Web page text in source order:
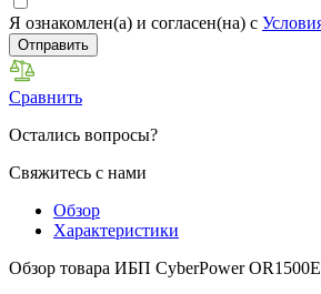
Я ознакомлен(а) и согласен(на) с
Отправить
Сравнить
Остались вопросы?
Свяжитесь с нами
Обзор
Характеристики
Обзор товара ИБП CyberPower